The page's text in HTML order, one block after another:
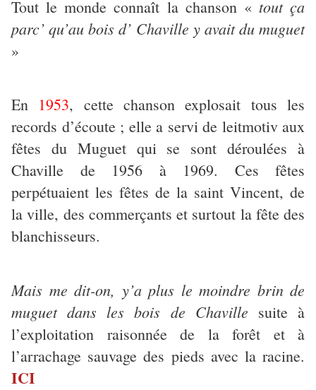
Tout le monde connaît la chanson « tout ça
parc’ qu’au bois d’ Chaville y avait du muguet
»
En 1953, cette chanson explosait tous les
records d’écoute ; elle a servi de leitmotiv aux
fêtes du Muguet qui se sont déroulées à
Chaville de 1956 à 1969. Ces fêtes
perpétuaient les fêtes de la saint Vincent, de
la ville, des commerçants et surtout la fête des
blanchisseurs.
Mais me dit-on, y’a plus le moindre brin de
muguet dans les bois de Chaville suite à
l’exploitation raisonnée de la forêt et à
l’arrachage sauvage des pieds avec la racine.
ICI